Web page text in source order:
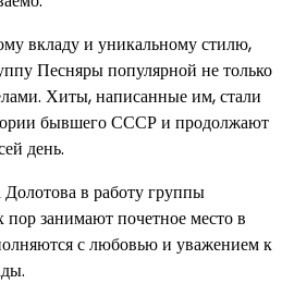
вкладу и уникальному стилю,
Песняры популярной не только
Хиты, написанные им, стали
бывшего СССР и продолжают
день.
в работу группы
занимают почетное место в
с любовью и уважением к